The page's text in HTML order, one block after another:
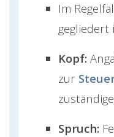
Im
gegliedert
Kopf:
zur
Spruch: